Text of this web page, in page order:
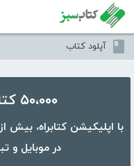
آپلود کتاب
۵۰،۰۰۰ کتاب در موبایل شما
در موبایل و